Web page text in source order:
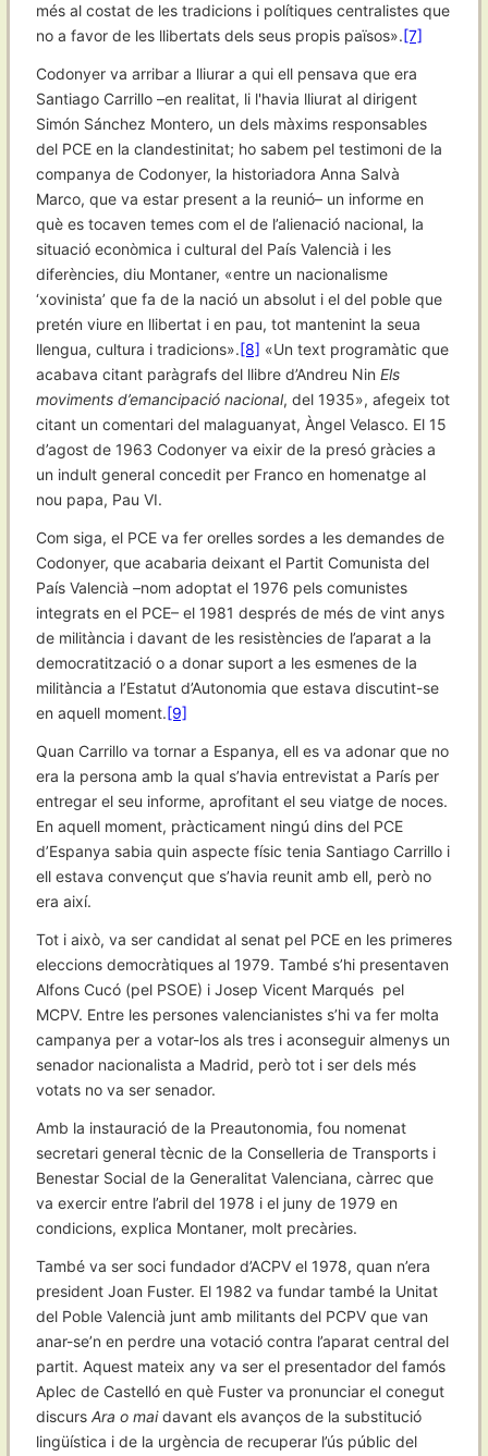
més al costat de les tradicions i polítiques centralistes que
no a favor de les llibertats dels seus propis països».[7]
Codonyer va arribar a lliurar a qui ell pensava que era
Santiago Carrillo –en realitat, li l'havia lliurat al dirigent
Simón Sánchez Montero, un dels màxims responsables
del PCE en la clandestinitat; ho sabem pel testimoni de la
companya de Codonyer, la historiadora Anna Salvà
Marco, que va estar present a la reunió– un informe en
què es tocaven temes com el de l’alienació nacional, la
situació econòmica i cultural del País Valencià i les
diferències, diu Montaner, «entre un nacionalisme
‘xovinista’ que fa de la nació un absolut i el del poble que
pretén viure en llibertat i en pau, tot mantenint la seua
llengua, cultura i tradicions».[8] «Un text programàtic que
acabava citant paràgrafs del llibre d’Andreu Nin Els
moviments d’emancipació nacional, del 1935», afegeix tot
citant un comentari del malaguanyat, Àngel Velasco. El 15
d’agost de 1963 Codonyer va eixir de la presó gràcies a
un indult general concedit per Franco en homenatge al
nou papa, Pau VI.
Com siga, el PCE va fer orelles sordes a les demandes de
Codonyer, que acabaria deixant el Partit Comunista del
País Valencià –nom adoptat el 1976 pels comunistes
integrats en el PCE– el 1981 després de més de vint anys
de militància i davant de les resistències de l’aparat a la
democratització o a donar suport a les esmenes de la
militància a l’Estatut d’Autonomia que estava discutint-se
en aquell moment.[9]
Quan Carrillo va tornar a Espanya, ell es va adonar que no
era la persona amb la qual s’havia entrevistat a París per
entregar el seu informe, aprofitant el seu viatge de noces.
En aquell moment, pràcticament ningú dins del PCE
d’Espanya sabia quin aspecte físic tenia Santiago Carrillo i
ell estava convençut que s’havia reunit amb ell, però no
era així.
Tot i això, va ser candidat al senat pel PCE en les primeres
eleccions democràtiques al 1979. També s’hi presentaven
Alfons Cucó (pel PSOE) i Josep Vicent Marqués pel
MCPV. Entre les persones valencianistes s’hi va fer molta
campanya per a votar-los als tres i aconseguir almenys un
senador nacionalista a Madrid, però tot i ser dels més
votats no va ser senador.
Amb la instauració de la Preautonomia, fou nomenat
secretari general tècnic de la Conselleria de Transports i
Benestar Social de la Generalitat Valenciana, càrrec que
va exercir entre l’abril del 1978 i el juny de 1979 en
condicions, explica Montaner, molt precàries.
També va ser soci fundador d’ACPV el 1978, quan n’era
president Joan Fuster. El 1982 va fundar també la Unitat
del Poble Valencià junt amb militants del PCPV que van
anar-se’n en perdre una votació contra l’aparat central del
partit. Aquest mateix any va ser el presentador del famós
Aplec de Castelló en què Fuster va pronunciar el conegut
discurs Ara o maidavant els avanços de la substitució
lingüística i de la urgència de recuperar l’ús públic del